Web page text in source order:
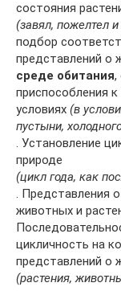
состояния
(завял, пожелтел и
подбор
представлений о
среде обитания,
приспособления к
условиях (в
пустыни,
. Установление
природе
(цикл года, как
. Представления
животных и
цикличность на
представлений о
(растения,